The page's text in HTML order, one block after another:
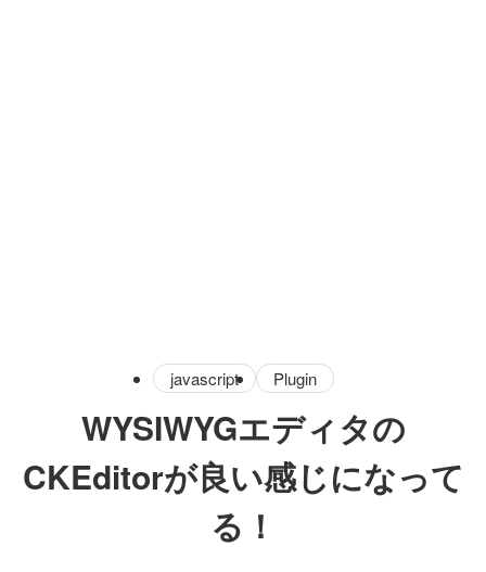
javascript Plugin
WYSIWYGエディタの
CKEditorが良い感じになって
る！